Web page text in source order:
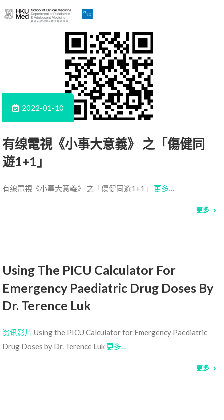
Skip
to
2022-01-10
有缐電視《小事大意義》 之「傷健同
遊1+1」
有缐電視《小事大意義》 之「傷健同遊1+1」 更多…
更多
Using The PICU Calculator For
Emergency Paediatric Drug Doses By
Dr. Terence Luk
资讯影片 Using the PICU Calculator for Emergency Paediatric
Drug Doses by Dr. Terence Luk 更多…
更多